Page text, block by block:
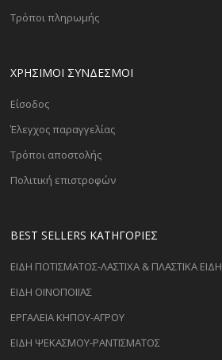
Τρόποι πληρωμής
ΧΡΗΣΙΜΟΙ ΣΥΝΔΕΣΜΟΙ
Είσοδος
Έλεγχος παραγγελίας
Τρόποι αποστολής
Πολιτική επιστροφών
BEST SELLERS ΚΑΤΗΓΟΡΊΕΣ
ΕΙΔΗ ΠΟΤΙΣΜΑΤΟΣ-ΛΑΣΤΙΧΑ & ΠΛΑΣΤΙΚΑ ΕΙΔΗ
ΕΙΔΗ ΟΙΝΟΠΟΙΪΑΣ
ΕΡΓΑΛΕΙΑ ΚΗΠΟΥ-ΑΓΡΟΥ
ΕΙΔΗ ΨΕΚΑΣΜΟΥ-ΡΑΝΤΙΣΜΑΤΟΣ